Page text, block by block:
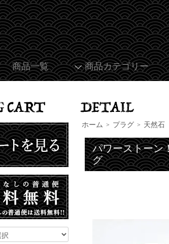
商品一覧 商品カテゴリー
ホーム > プラグ > 天然石
パワーストーン
グ